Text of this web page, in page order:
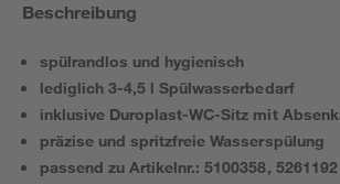
Beschreibung
spülrandlos und hygienisch
lediglich 3-4,5 l Spülwasserbedarf
inklusive Duroplast-WC-Sitz mit
präzise und spritzfreie Wasserspülung
passend zu Artikelnr.: 5100358, 5261192